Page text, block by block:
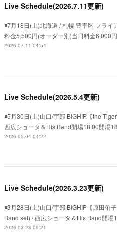
Live Schedule(2026.7.11更新)
◾️7月18日(土)北海道 / 札幌 豊平区 フラ
料金5,500円(オーダー別)当日料金6,000
2026.07.11 04:54
Live Schedule(2026.5.4更新)
◾️5月30日(土)山口/宇部 BIGHIP【the
西広ショータ＆His Band開場18:00開場
2026.05.04 04:22
Live Schedule(2026.3.23更新)
◾️3月28日(土)山口/宇部 BIGHIP【原田
Band set) / 西広ショータ＆His Band開
2026.03.23 09:21